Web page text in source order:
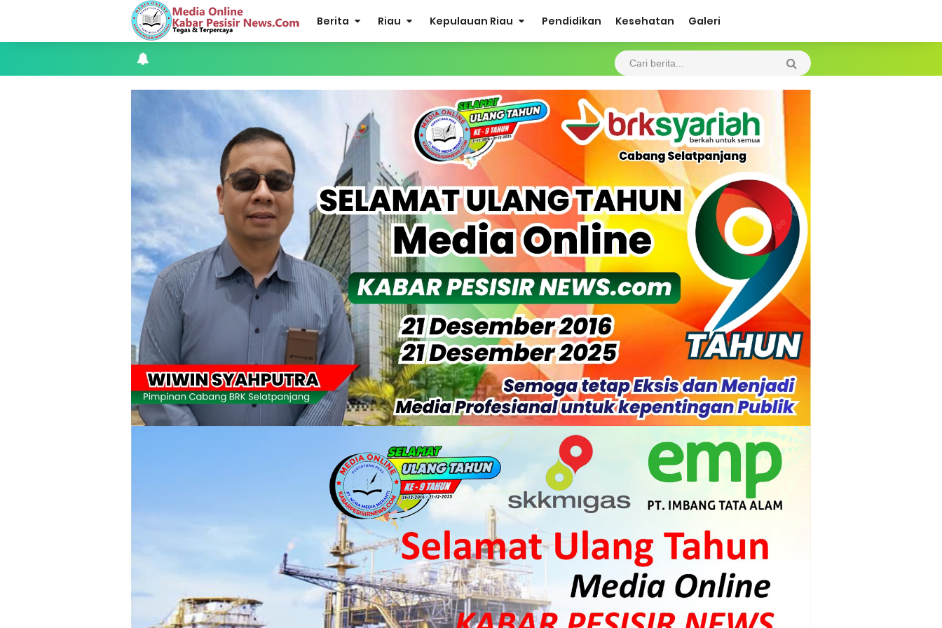
Berita Riau Kepulauan Riau Pendidikan Kesehatan Galeri
Apel Siaga Karhutla 2026 Digelar di Sabak Auh, Polsek dan Forkopimcam Perkuat Kesiapsiagaan Cegah Kebakaran
Musyawarah LAM Ke-3 Tualang Sukses, Zulkifli Z (Nomor Urut 1) Resmi Terpilih Pimpin Lembaga Adat
Kapolres Kepulauan Meranti Perkuat Sinergi Jelang Ekspedisi Merah Putih Presisi Polda Riau.
Teluk Belitung Bagaikan Kota Mati Disaat Listrik Diberlakukan Pemadaman Secara Bergilir, Mesin 600 kW Diharapkan Jadi Solusi.
F-PETIR Desak Pemkab Lingga Segera Buka Solusi Tambang Timah Rakyat: Jangan Hanya di Laut yang Beroperasi, Tambang Timah di Darat
Juga Butuh Hidup
Saat Duka Menyelimuti Korban Serangan Monyet, YBM PLN UP3 Rengat Bersama PW IWO Riau Ulurkan Tangan Kemanusiaan
Wabup Meranti Serahkan Santunan BPJS Rp52 Juta, Optimalisasi Pelaksanaan Program Jaminan Sosial Ketenagakerjaan Diperkuat
Usut Skandal Lahan Ulayat Desa Palas, Sekoci24.co Resmi Layangkan Surat Konfirmasi ke PT Arara Abadi.
Meranti 2026, 30 Putra-Putri Terbaik Disiapkan Kibarkan Merah Putih
Pulihkan Konektivitas Pascabencana, HKI Rampungkan Penanganan Jalur Lembah Anai dan Malalak
Bupati Asmar Lepas 77 Kontingen Pramuka Meranti Ikuti Jambore Nasional XII 2026 di Cibubur
Polres Kepulauan Meranti Gelar Ekspedisi Merah Putih" Jalin Sinergitas dengan Insan Pers, Komunitas dan Mahasiswa
PLN Selat Panjang Minta Maaf, Janji Datangkan Mesin Sewa Atasi Pemadaman di Merbau.
Warga Kecamatan Merbau dan Kecamatan Putri Puyu Tuntut PLN: Hentikan Pemadaman dan Beri Kompensasi
FPMP.TB Bersama OPP Teluk Belitung, Dan Perwakilan Masyarakat Desa Se- Kecamatan Merbau Datangi PLTG Melibur